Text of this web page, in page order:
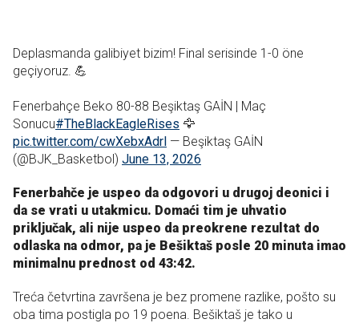
Deplasmanda galibiyet bizim! Final serisinde 1-0 öne
geçiyoruz. 💪
Fenerbahçe Beko 80-88 Beşiktaş GAİN | Maç
Sonucu#TheBlackEagleRises 🦅
pic.twitter.com/cwXebxAdrl — Beşiktaş GAİN
(@BJK_Basketbol) June 13, 2026
Fenerbahče je uspeo da odgovori u drugoj deonici i
da se vrati u utakmicu. Domaći tim je uhvatio
priključak, ali nije uspeo da preokrene rezultat do
odlaska na odmor, pa je Bešiktaš posle 20 minuta imao
minimalnu prednost od 43:42.
Treća četvrtina završena je bez promene razlike, pošto su
oba tima postigla po 19 poena. Bešiktaš je tako u